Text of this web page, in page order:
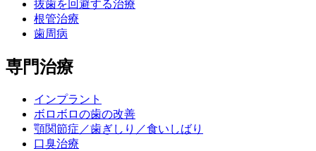
抜歯を回避する治療
根管治療
歯周病
専門治療
インプラント
ボロボロの歯の改善
顎関節症／歯ぎしり／食いしばり
口臭治療